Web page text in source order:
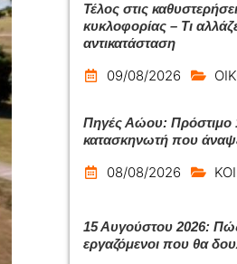
Τέλος στις
κυκλοφορίας – Τι
αντικατάσταση
09/08/2026
Πηγές Αώου: Πρόστιμο
κατασκηνωτή που
08/08/2026
15 Αυγούστου 2026: Πώς
εργαζόμενοι που θα